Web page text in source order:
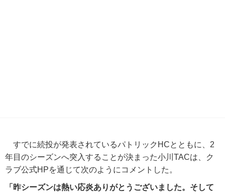
すでに続投が発表されているパトリックHCとともに、2
年目のシーズンへ突入することが決まった小川TACは、ク
ラブ公式HPを通じて次のようにコメントした。
「昨シーズンは熱い応炎ありがとうございました。そして